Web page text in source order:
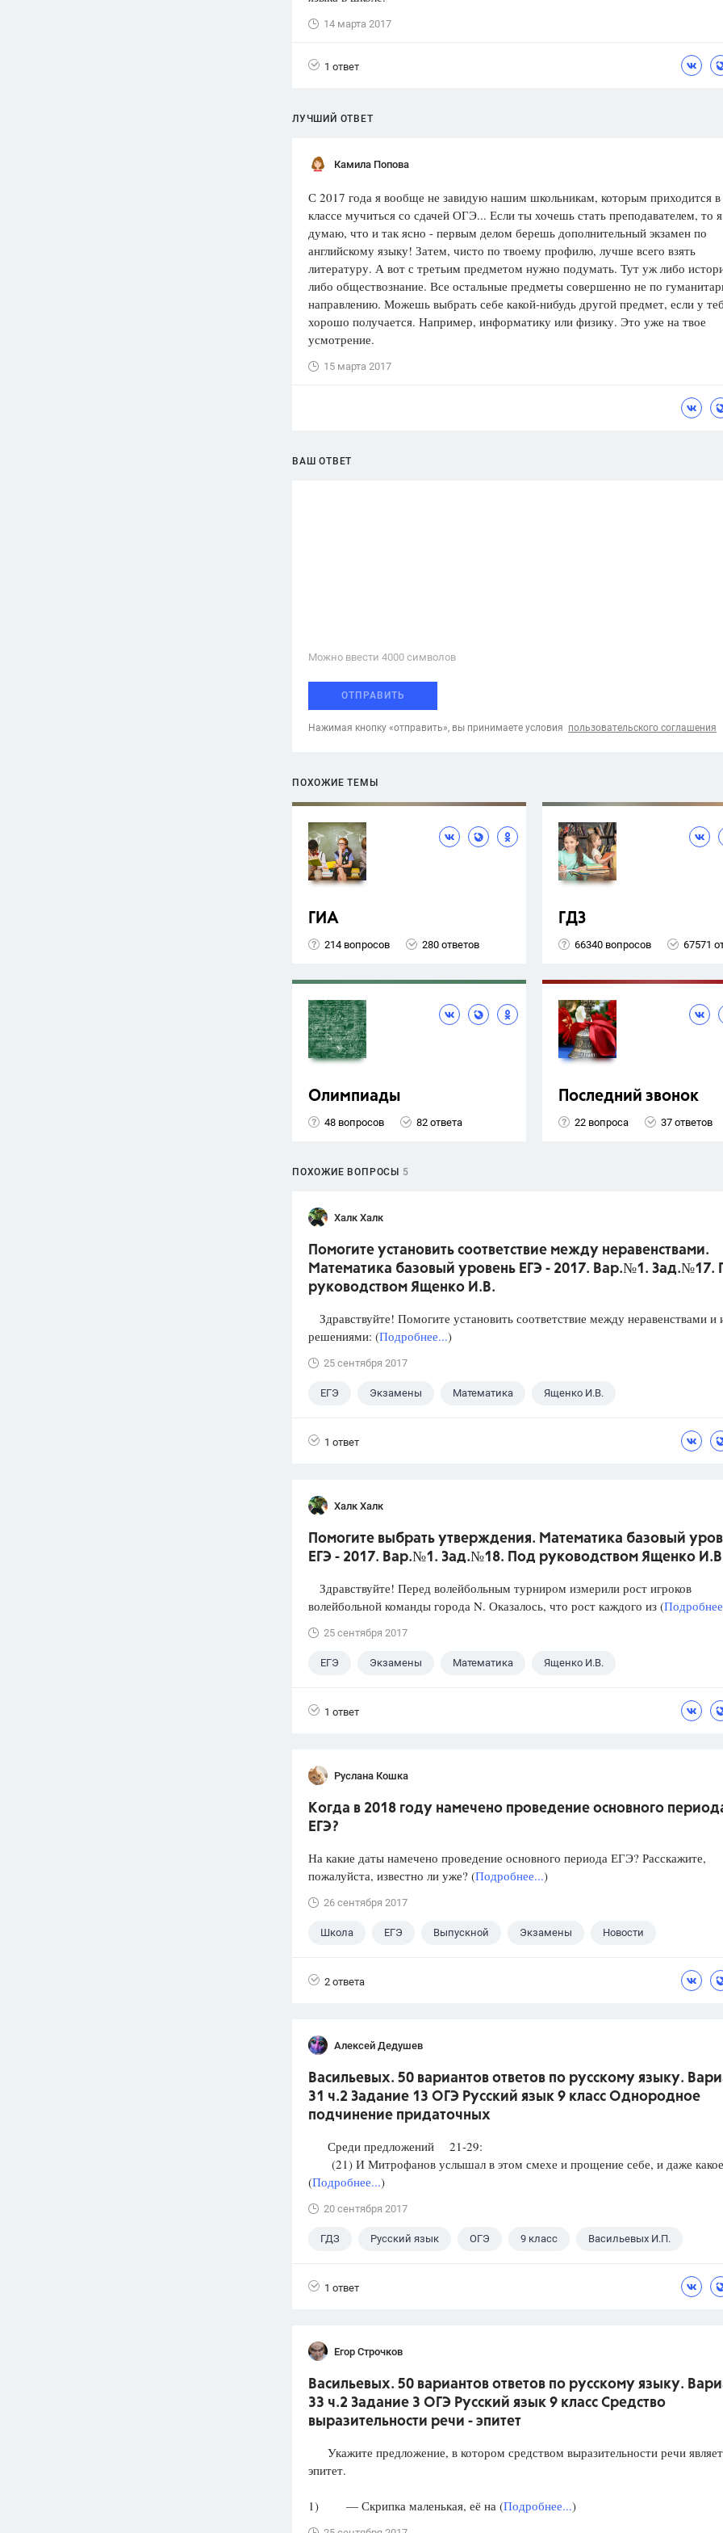
Вузы
Олимпиады
Spotlight
Красота,
14 марта 2017
1 ответ
ЛУЧШИЙ ОТВЕТ
Камила Попова
С 2017 года я вообще не завидую нашим школьникам, которым приходится
классе мучиться со сдачей ОГЭ... Если ты хочешь стать преподавателем, то я
думаю, что и так ясно - первым делом берешь дополнительный экзамен по
английскому языку! Затем, чисто по твоему профилю, лучше всего взять
литературу. А вот с третьим предметом нужно подумать. Тут уж либо
либо обществознание. Все остальные предметы совершенно не по
направлению. Можешь выбрать себе какой-нибудь другой предмет, если у
хорошо получается. Например, информатику или физику. Это уже на твое
усмотрение.
15 марта 2017
ВАШ ОТВЕТ
Можно ввести 4000 cимволов
ОТПРАВИТЬ
Нажимая кнопку «отправить», вы принимаете условия пользовательского соглашения
ПОХОЖИЕ ТЕМЫ
ГИА
214 вопросов 280 ответов
ГДЗ
66340 вопросов 67571
Олимпиады
48 вопросов 82 ответа
Последний звонок
22 вопроса 37 ответов
ПОХОЖИЕ ВОПРОСЫ 5
Халк Халк
Помогите установить соответствие между неравенствами.
Математика базовый уровень ЕГЭ - 2017. Вар.№1. Зад.№17.
руководством Ященко И.В.
Здравствуйте! Помогите установить соответствие между неравенствами и
решениями: (Подробнее...)
25 сентября 2017
ЕГЭ Экзамены Математика Ященко И.В.
1 ответ
Халк Халк
Помогите выбрать утверждения. Математика базовый
ЕГЭ - 2017. Вар.№1. Зад.№18. Под руководством Ященко
Здравствуйте! Перед волейбольным турниром измерили рост игроков
волейбольной команды города N. Оказалось, что рост каждого из (
25 сентября 2017
ЕГЭ Экзамены Математика Ященко И.В.
1 ответ
Руслана Кошка
Когда в 2018 году намечено проведение основного
ЕГЭ?
На какие даты намечено проведение основного периода ЕГЭ? Расскажите,
пожалуйста, известно ли уже? (Подробнее...)
26 сентября 2017
Школа ЕГЭ Выпускной Экзамены Новости
2 ответа
Алексей Дедушев
Васильевых. 50 вариантов ответов по русскому языку.
31 ч.2 Задание 13 ОГЭ Русский язык 9 класс Однородное
подчинение придаточных
Среди предложений 21-29:
(21) И Митрофанов услышал в этом смехе и прощение себе, и даже
(Подробнее...)
20 сентября 2017
ГДЗ Русский язык ОГЭ 9 класс Васильевых И.П.
1 ответ
Егор Строчков
Васильевых. 50 вариантов ответов по русскому языку.
33 ч.2 Задание 3 ОГЭ Русский язык 9 класс Средство
выразительности речи - эпитет
Укажите предложение, в котором средством выразительности речи
эпитет.
1) — Скрипка маленькая, её на (Подробнее...)